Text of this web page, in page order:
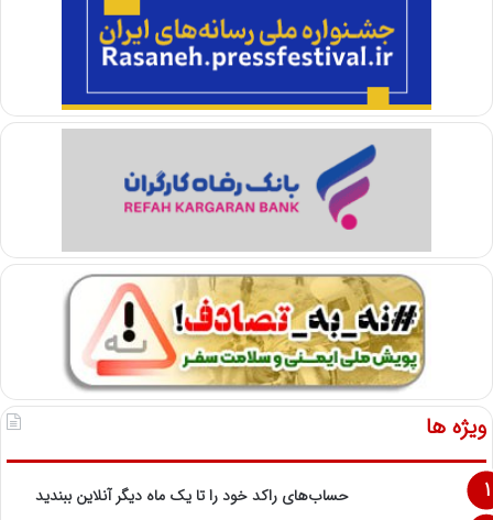
ویژه ها
حساب‌های راکد خود را تا یک ماه دیگر آنلاین ببندید